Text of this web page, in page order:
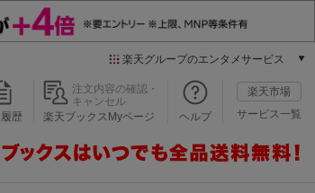
楽天グループのエンタメサービス
本/ゲーム/CD/DVD
楽天ブックス
楽天Kobo
歴
注文内容の確認・
キャンセル
楽天ブックスMyページ
ヘルプ
楽天市場
サービス一覧